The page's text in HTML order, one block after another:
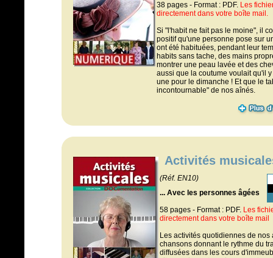
38 pages - Format : PDF. Les
directement dans votre boîte mail.
Si "l'habit ne fait pas le moine", il
positif qu'une personne pose sur
ont été habituées, pendant leur
habits sans tache, des mains
montrer une peau lavée et des
aussi que la coutume voulait qu'il
une pour le dimanche ! Et que le
incontournable" de nos aînés.
Activités
(Réf. EN10)
... Avec les personnes âgées
58 pages - Format : PDF. Les
directement dans votre boîte mail
Les activités quotidiennes de
chansons donnant le rythme du
diffusées dans les cours